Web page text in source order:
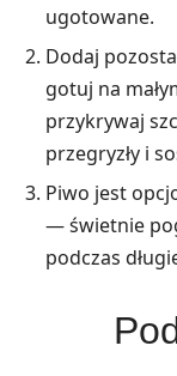
ugotowane.
Dodaj
gotuj na
przykrywaj
przegryzły i
Piwo jest
— świetnie
podczas